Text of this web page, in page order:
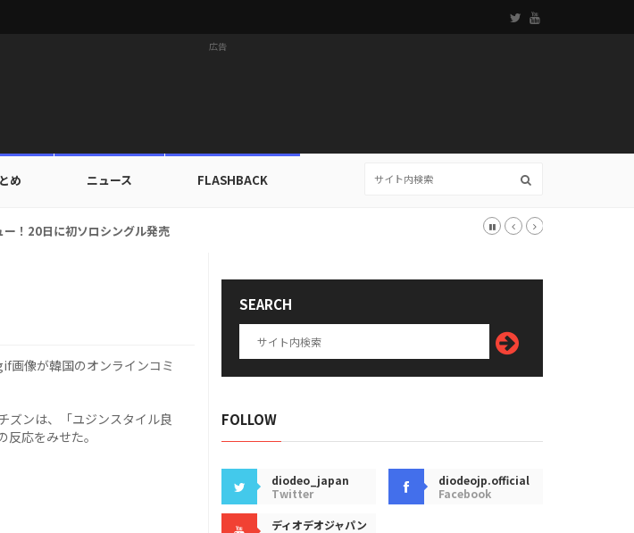
広告
め ニュース FLASHBACK
璧なビジュアル！
画像が韓国のオンラインコミ
ズンは、「ユジンスタイル良
応をみせた。
SEARCH
FOLLOW
diodeo_japan
Twitter
diodeojp.official
Facebook
ディオデオジャパン